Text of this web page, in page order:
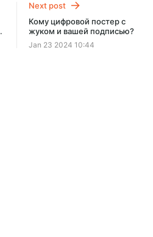
UNLOCK POST
Next post
Кому цифровой постер с
жуком и вашей подписью?
Jan 23 2024 10:44